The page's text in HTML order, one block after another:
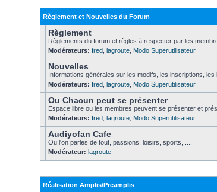
Règlement et Nouvelles du Forum
Règlement
Règlements du forum et règles à respecter par les
Modérateurs: fred ,lagroute Modo Superutilisateur
Nouvelles
Informations générales sur les modifs, les inscriptions, les
Modérateurs: fred ,lagroute Modo Superutilisateur
Ou Chacun peut se présenter
Espace libre ou les membres peuvent se présenter et
Modérateurs: fred ,lagroute Modo Superutilisateur
Audiyofan Cafe
Ou l'on parles de tout, passions, loisirs, sports, ....
Modérateur: lagroute
Réalisation Amplis/Preamplis